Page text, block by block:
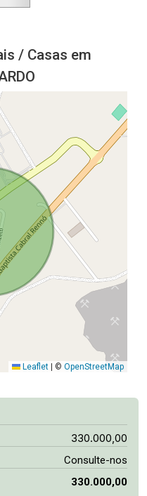
/ Casas em
Leaflet © OpenStreetMap
330.000,00
Consulte-nos
330.000,00